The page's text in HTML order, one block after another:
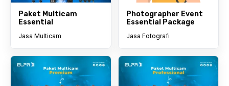
Paket Multicam
Essential
Jasa Multicam
Photographer Event
Essential Package
Jasa Fotografi